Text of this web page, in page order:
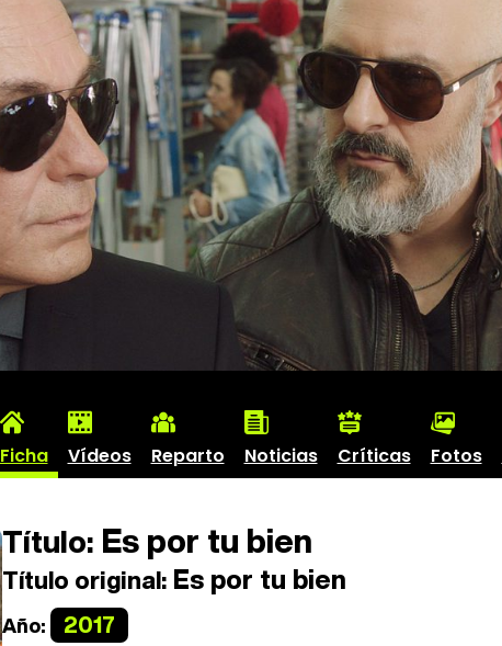
Ficha Vídeos Reparto Noticias Críticas Fotos
Título: Es por tu bien
Título original: Es por tu bien
Año: 2017